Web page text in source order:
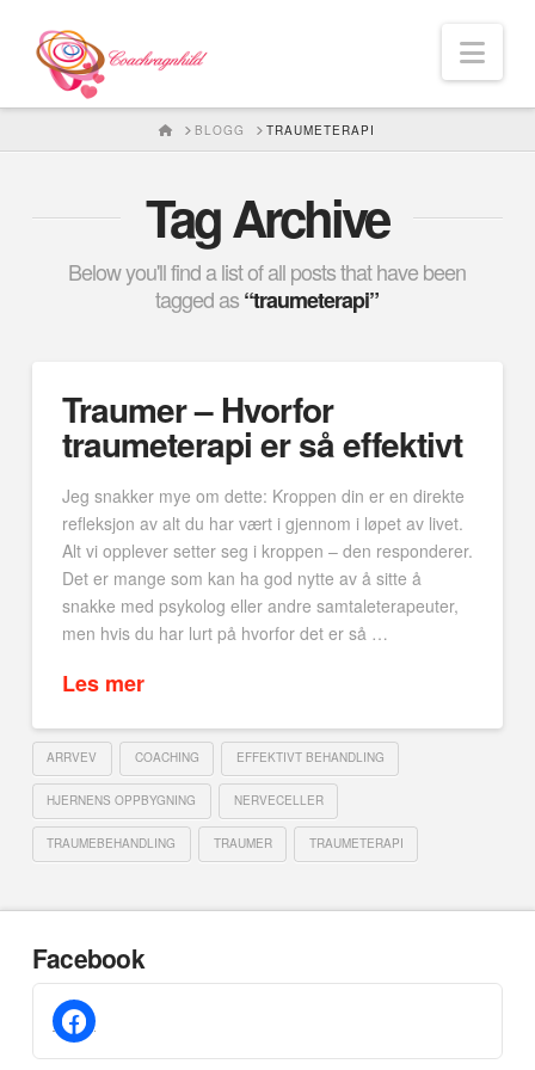
HOMEBLOGG TRAUMETERAPI
Tag Archive
Below you'll find a list of all posts that have been
tagged as“traumeterapi”
Traumer – Hvorfor
traumeterapi er så effektivt
Jeg snakker mye om dette: Kroppen din er en direkte
refleksjon av alt du har vært i gjennom i løpet av livet.
Alt vi opplever setter seg i kroppen – den responderer.
Det er mange som kan ha god nytte av å sitte å
snakke med psykolog eller andre samtaleterapeuter,
men hvis du har lurt på hvorfor det er så …
Les mer
ARRVEV COACHING EFFEKTIVT BEHANDLING
HJERNENS OPPBYGNING NERVECELLER
TRAUMEBEHANDLING TRAUMER TRAUMETERAPI
Facebook
facebook